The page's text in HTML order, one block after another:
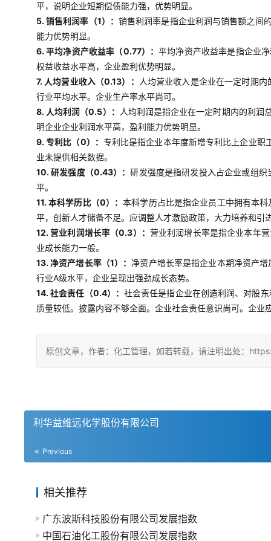
平，说明企业短期偿债能力强，优势明显。
5. 销售利润率（1）： 销售利润率是指企业利润与销售额之间
能力优势明显。
6. 平均净资产收益率（0.77）：平均净资产收益率是指企业
权益收益水平高，企业盈利优势明显。
7. 人均营业收入（0.13）：
人均营业收入是企业在一定时期
行业平均水平。企业生产率水平尚可。
8. 人均利润（0.5）：
人均利润是指企业在一定时期内的利润
明企业企业利润水平高，盈利能力优势明显。
9. 专利比（0）： 专利比是指企业本年度新增专利比上企业
业未提供相关数据。
10. 研发强度（0.43）：研发强度是指研发投入占企业或组
平。
11. 本科学历比（0）：本科学历占比是指企业员工中拥有本
平，创新人才储备不足。应调整人才激励政策，大力培养和引
12. 营业利润增长率（0.3）： 营业利润增长率是指企业本年
业成长能力一般。
13. 净资产增长率（1）： 净资产增长率是指企业本期净资产
行业A级水平，企业呈现出强劲成长态势。
14. 社会责任（0.4）： 社会责任是指企业在创造利润、对股
质量较低。披露内容不够全面。企业社会责任意识尚可。企
原创文章，作者：化工管理，如若转载，请注明出处：
利华益维远化学股份有限公司
Previous
相关推荐
广东波斯科技股份有限公司发展指数
中国石油化工股份有限公司发展指数